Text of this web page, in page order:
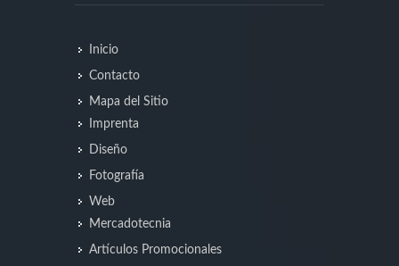
Inicio
Contacto
Mapa del Sitio
Imprenta
Diseño
Fotografía
Web
Mercadotecnia
Artículos Promocionales